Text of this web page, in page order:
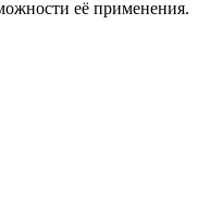
её применения.